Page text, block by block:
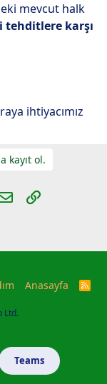
mevcut halk
tehditlere karşı
ihtiyacımız
kayıt ol.
E-postaLink
Anasayfa
R
Ltd.
Teams